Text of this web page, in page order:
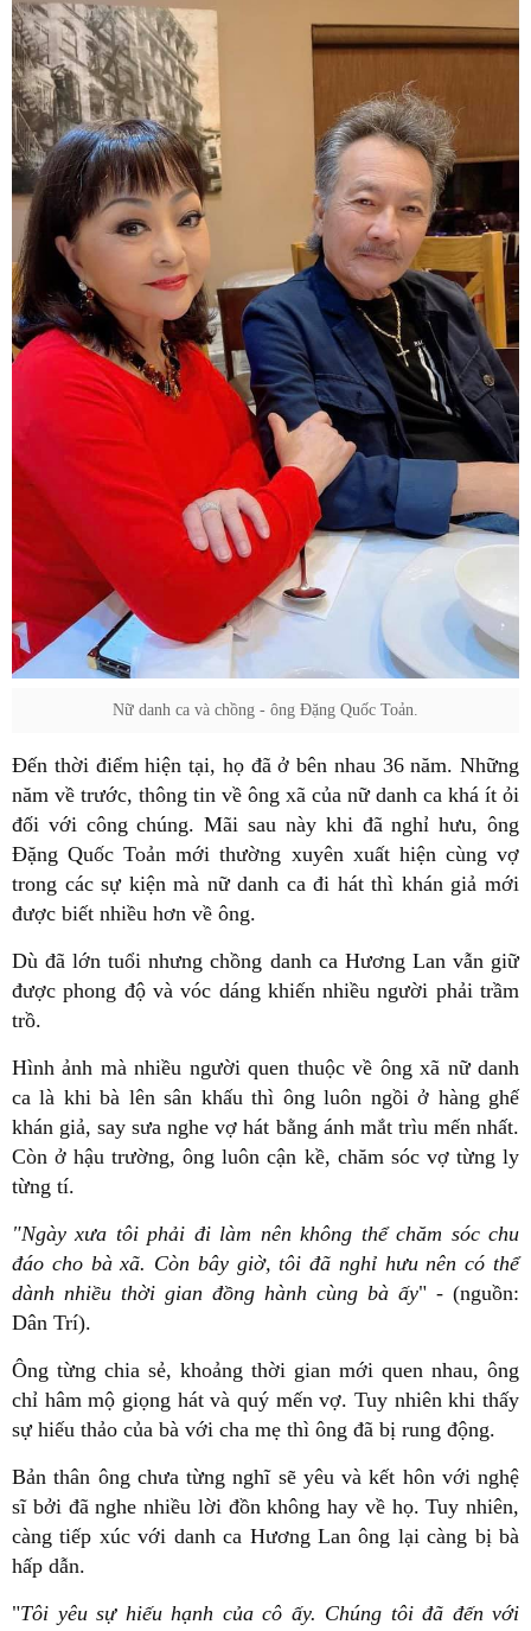
Nữ danh ca và chồng - ông Đặng Quốc Toản.
Đến thời điểm hiện tại, họ đã ở bên nhau 36 năm. Những
năm về trước, thông tin về ông xã của nữ danh ca khá ít ỏi
đối với công chúng. Mãi sau này khi đã nghỉ hưu, ông
Đặng Quốc Toản mới thường xuyên xuất hiện cùng vợ
trong các sự kiện mà nữ danh ca đi hát thì khán giả mới
được biết nhiều hơn về ông.
Dù đã lớn tuổi nhưng chồng danh ca Hương Lan vẫn giữ
được phong độ và vóc dáng khiến nhiều người phải trầm
trồ.
Hình ảnh mà nhiều người quen thuộc về ông xã nữ danh
ca là khi bà lên sân khấu thì ông luôn ngồi ở hàng ghế
khán giả, say sưa nghe vợ hát bằng ánh mắt trìu mến nhất.
Còn ở hậu trường, ông luôn cận kề, chăm sóc vợ từng ly
từng tí.
"Ngày xưa tôi phải đi làm nên không thể chăm sóc chu
đáo cho bà xã. Còn bây giờ, tôi đã nghỉ hưu nên có thể
dành nhiều thời gian đồng hành cùng bà ấy" - (nguồn:
Dân Trí).
Ông từng chia sẻ, khoảng thời gian mới quen nhau, ông
chỉ hâm mộ giọng hát và quý mến vợ. Tuy nhiên khi thấy
sự hiếu thảo của bà với cha mẹ thì ông đã bị rung động.
Bản thân ông chưa từng nghĩ sẽ yêu và kết hôn với nghệ
sĩ bởi đã nghe nhiều lời đồn không hay về họ. Tuy nhiên,
càng tiếp xúc với danh ca Hương Lan ông lại càng bị bà
hấp dẫn.
"Tôi yêu sự hiếu hạnh của cô ấy. Chúng tôi đã đến với